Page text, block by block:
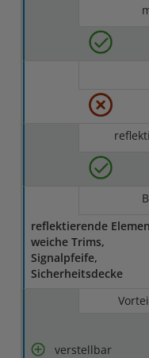
reflektierende
weiche Trims,
Signalpfeife,
Sicherheitsdecke
verstellbar